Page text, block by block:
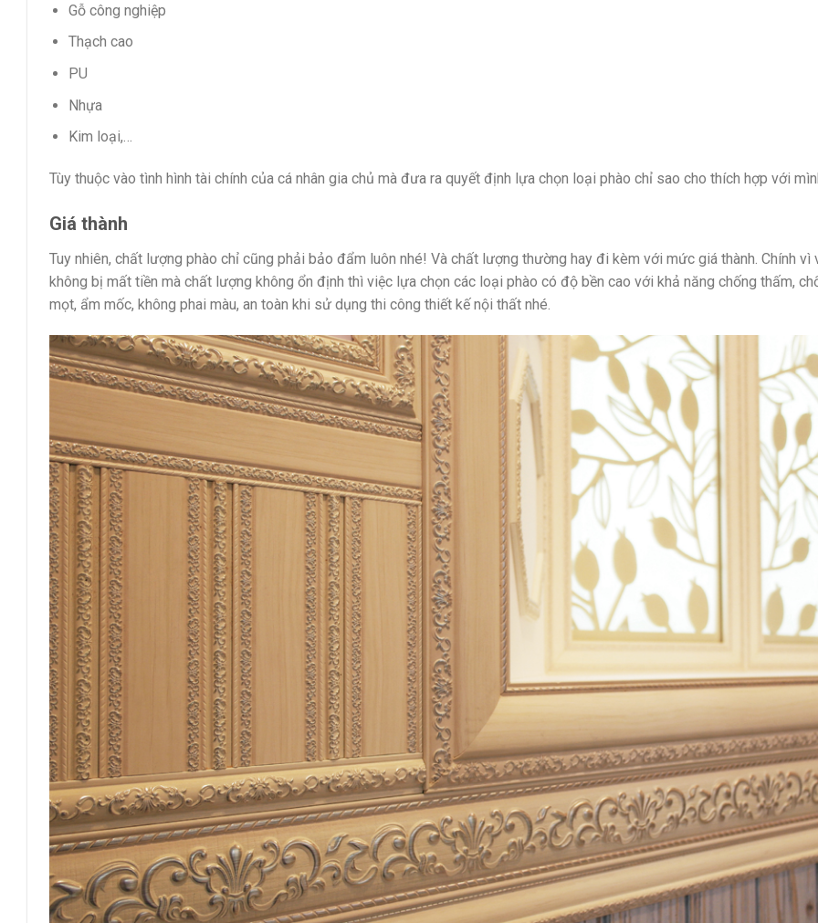
Gỗ công nghiệp
Thạch cao
PU
Nhựa
Kim loại,…
Tùy thuộc vào tình hình tài chính của cá nhân gia chủ mà đưa ra quyết định lựa chọn loại phào chỉ sao cho thích hợp với
Giá thành
Tuy nhiên, chất lượng phào chỉ cũng phải bảo đẩm luôn nhé! Và chất lượng thường hay đi kèm với mức giá thành. Chính vì
không bị mất tiền mà chất lượng không ổn định thì việc lựa chọn các loại phào có độ bền cao với khả năng chống thấm,
mọt, ẩm mốc, không phai màu, an toàn khi sử dụng thi công thiết kế nội thất nhé.